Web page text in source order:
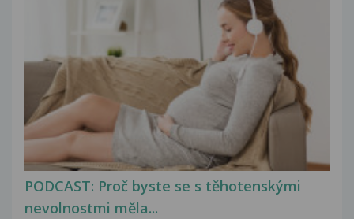
PODCAST: Proč byste se s těhotenskými
nevolnostmi měla...